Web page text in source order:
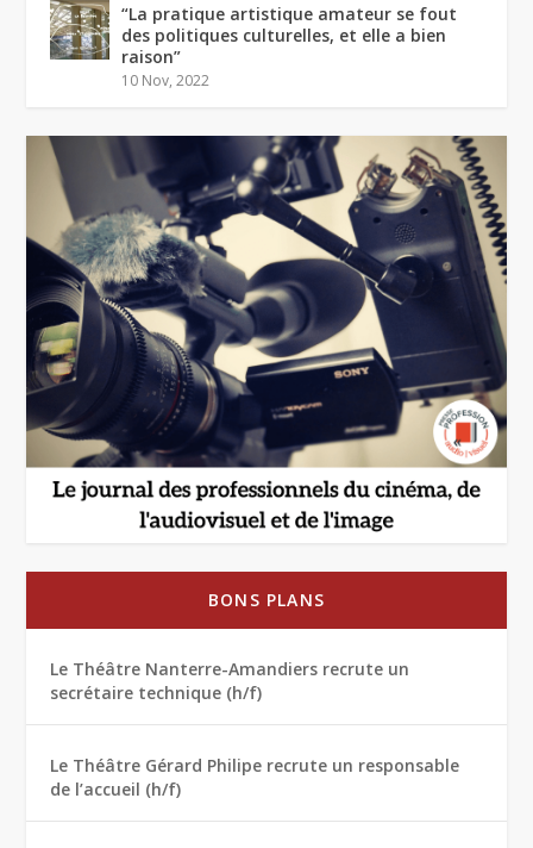
“La pratique artistique amateur se fout
des politiques culturelles, et elle a bien
raison”
10 Nov, 2022
BONS PLANS
Le Théâtre Nanterre-Amandiers recrute un
secrétaire technique (h/f)
Le Théâtre Gérard Philipe recrute un responsable
de l’accueil (h/f)